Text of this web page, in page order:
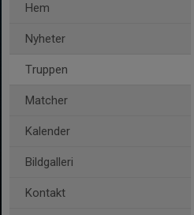
Hem
Nyheter
Truppen
Matcher
Kalender
Bildgalleri
Kontakt